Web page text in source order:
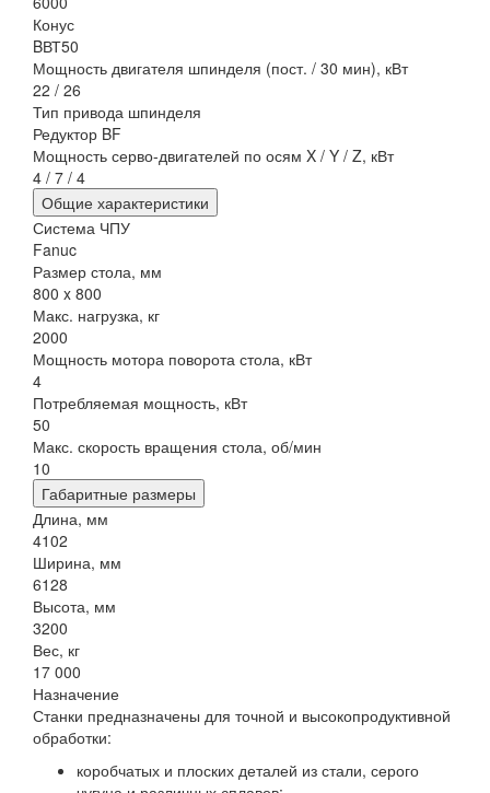
Конус
BВТ50
Мощность двигателя шпинделя (пост. / 30 мин), кВт
22 / 26
Тип привода шпинделя
Редуктор BF
Мощность серво-двигателей по осям X / Y / Z, кВт
4 / 7 / 4
Общие характеристики
Система ЧПУ
Fanuc
Размер стола, мм
800 x 800
Макс. нагрузка, кг
2000
Мощность мотора поворота стола, кВт
4
Потребляемая мощность, кВт
50
Макс. скорость вращения стола, об/мин
10
Габаритные размеры
Длина, мм
4102
Ширина, мм
6128
Высота, мм
3200
Вес, кг
17 000
Назначение
Станки предназначены для точной и высокопродуктивной
обработки:
коробчатых и плоских деталей из стали, серого